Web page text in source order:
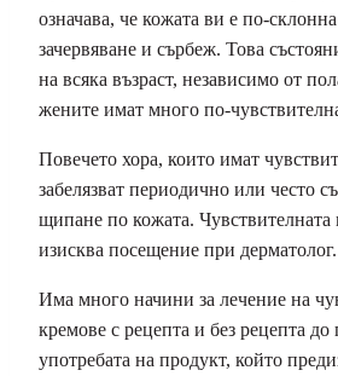
означава, че кожата ви е по-
зачервяване и сърбеж. Това
на всяка възраст, независимо от
жените имат много по-
Повечето хора, които имат
забелязват периодично или често
щипане по кожата.
изисква посещение при дерматолог.
Има много начини за лечение на
кремове с рецепта и без рецепта до
употребата на продукт, който